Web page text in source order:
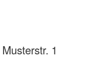
Musterstr. 1